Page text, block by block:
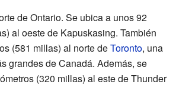
de Ontario. Se ubica a unos 92
al oeste de Kapuskasing. También
(581 millas) al norte deToronto, una
grandes de Canadá. Además, se
(320 millas) al este de Thunder